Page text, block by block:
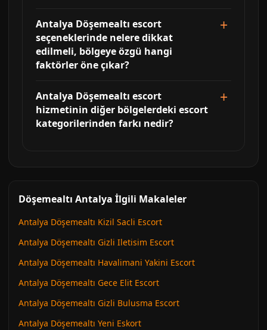
Antalya Döşemealtı escort
seçeneklerinde nelere dikkat
edilmeli, bölgeye özgü hangi
faktörler öne çıkar?
Antalya Döşemealtı escort
hizmetinin diğer bölgelerdeki escort
kategorilerinden farkı nedir?
Döşemealtı Antalya İlgili Makaleler
Antalya Döşemealtı Kizil Sacli Escort
Antalya Döşemealtı Gizli Iletisim Escort
Antalya Döşemealtı Havalimani Yakini Escort
Antalya Döşemealtı Gece Elit Escort
Antalya Döşemealtı Gizli Bulusma Escort
Antalya Döşemealtı Yeni Eskort